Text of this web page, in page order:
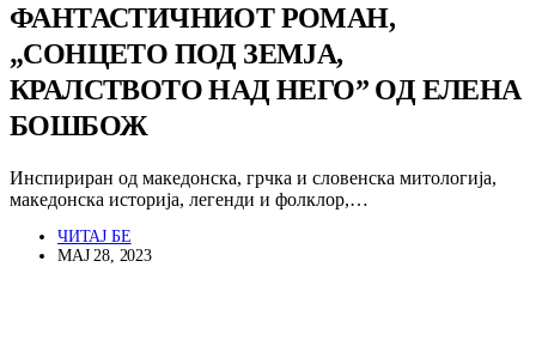
ФАНТАСТИЧНИОТ РОМАН,
„СОНЦЕТО ПОД ЗЕМЈА,
КРАЛСТВОТО НАД НЕГО” ОД ЕЛЕНА
БОШБОЖ
Инспириран од македонска, грчка и словенска митологија,
македонска историја, легенди и фолклор,…
ЧИТАЈ БЕ
МАЈ 28, 2023